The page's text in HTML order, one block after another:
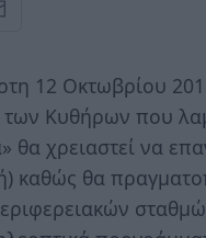
12 Οκτωβρίου
Κυθήρων που
θα χρειαστεί να
καθώς θα